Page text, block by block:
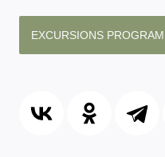
EXCURSIONS PROGRAM